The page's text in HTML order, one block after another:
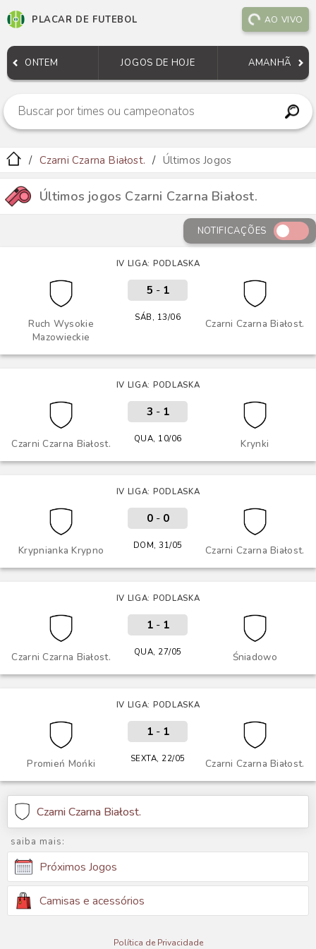
PLACAR DE FUTEBOL AO VIVO
ONTEM JOGOS DE HOJE AMANHÃ
Czarni Czarna Białost. Últimos Jogos
Últimos jogos Czarni Czarna Białost.
NOTIFICAÇÕES
IV LIGA: PODLASKA
Ruch Wysokie
Mazowieckie
Czarni Czarna Białost.
5 - 1
SÁB, 13/06
IV LIGA: PODLASKA
Czarni Czarna Białost. Krynki
3 - 1
QUA, 10/06
IV LIGA: PODLASKA
Krypnianka Krypno Czarni Czarna Białost.
0- 0
DOM, 31/05
IV LIGA: PODLASKA
Czarni Czarna Białost. Śniadowo
1- 1
QUA, 27/05
IV LIGA: PODLASKA
Promień Mońki Czarni Czarna Białost.
1- 1
SEXTA, 22/05
Czarni Czarna Białost.
saiba mais:
Próximos Jogos
Camisas e acessórios
Política de Privacidade